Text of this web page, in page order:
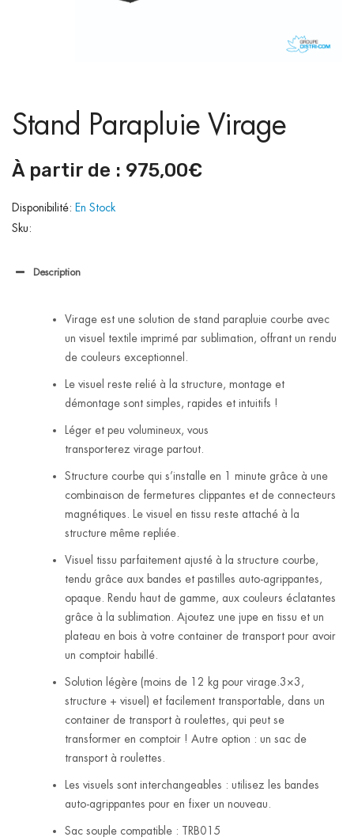
Stand Parapluie Virage
À partir de : 975,00€
Disponibilité: En Stock
Sku:
Description
Virage est une solution de stand parapluie courbe avec
un visuel textile imprimé par sublimation, offrant un rendu
de couleurs exceptionnel.
Le visuel reste relié à la structure, montage et
démontage sont simples, rapides et intuitifs !
Léger et peu volumineux, vous
transporterez virage partout.
Structure courbe qui s’installe en 1 minute grâce à une
combinaison de fermetures clippantes et de connecteurs
magnétiques. Le visuel en tissu reste attaché à la
structure même repliée.
Visuel tissu parfaitement ajusté à la structure courbe,
tendu grâce aux bandes et pastilles auto-agrippantes,
opaque. Rendu haut de gamme, aux couleurs éclatantes
grâce à la sublimation. Ajoutez une jupe en tissu et un
plateau en bois à votre container de transport pour avoir
un comptoir habillé.
Solution légère (moins de 12 kg pour virage.3×3,
structure + visuel) et facilement transportable, dans un
container de transport à roulettes, qui peut se
transformer en comptoir ! Autre option : un sac de
transport à roulettes.
Les visuels sont interchangeables : utilisez les bandes
auto-agrippantes pour en fixer un nouveau.
Sac souple compatible : TRB015